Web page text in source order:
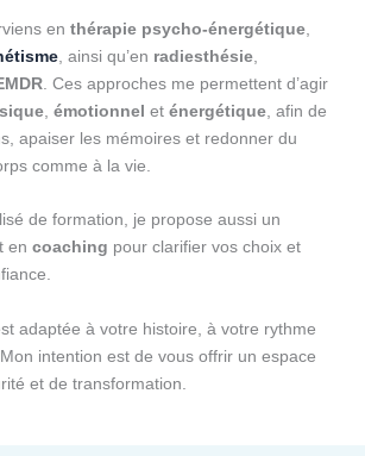
en thérapie psycho-énergétique
, ainsi qu’en radiesthésie
. Ces approches me permettent d’agir
émotionnel et énergétique , afin de
apaiser les mémoires et redonner du
comme à la vie.
de formation, je propose aussi un
en coaching pour clarifier vos choix et
adaptée à votre histoire, à votre rythme
intention est de vous offrir un espace
et de transformation.